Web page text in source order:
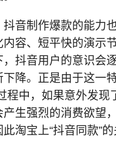
抖音制作爆款的能力
内容、短平快的演示
，抖音用户的意识会
降。正是由于这一
程中，如果意外发现
产生强烈的消费欲望
淘宝上“抖音同款”